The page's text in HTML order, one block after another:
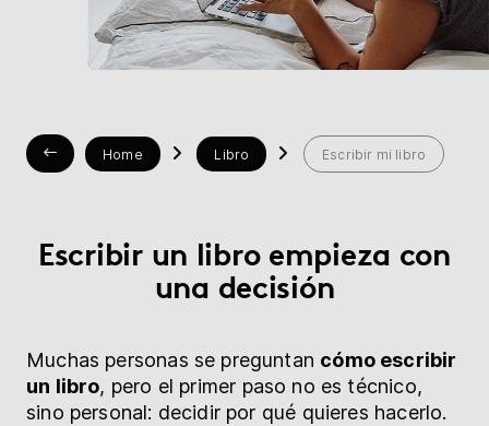
Home Libro Escribir mi libro
Escribir un libro empieza con
una decisión
Muchas personas se preguntan cómo escribir
un libro, pero el primer paso no es técnico,
sino personal: decidir por qué quieres hacerlo.